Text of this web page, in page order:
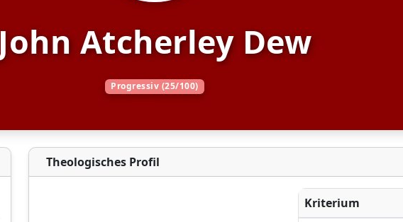
John Atcherley Dew
Progressiv (25/100)
Theologisches Profil
Kriterium